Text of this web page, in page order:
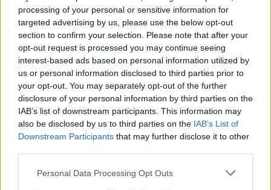
processing of your personal or sensitive information for
targeted advertising by us, please use the below opt-out
section to confirm your selection. Please note that after your
opt-out request is processed you may continue seeing
interest-based ads based on personal information utilized by
us or personal information disclosed to third parties prior to
your opt-out. You may separately opt-out of the further
disclosure of your personal information by third parties on the
IAB’s list of downstream participants. This information may
also be disclosed by us to third parties on the IAB’s List of
Downstream Participants that may further disclose it to other
Personal Data Processing Opt Outs
Η γαλλική «ψήφος» στο «καλώδιο» και τα συμφέροντα, οι
ελληνικές τράπεζες «πρωταθλήτριες» στα δάνεια, νέο deal
Βαρδινογιάννη- Εξάρχου και ο διπλασιασμός των κερδών της
05.08.2026
Randy Schekman, Νομπελίστας Ιατρικής: «Σε πέντε χρόνια
μπορεί να έχουμε θεραπεία που αναστέλλει την εξέλιξη του
Πάρκινσον»
05.08.2026
παρονομαστή το κοινό συμφέρον